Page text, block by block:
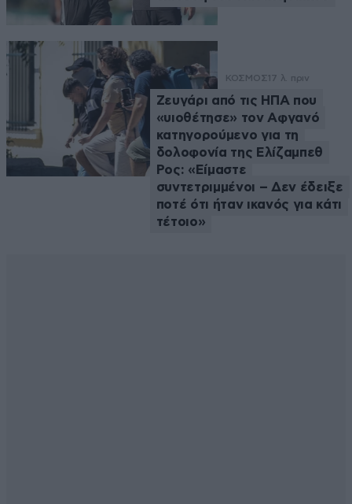
ΚΟΣΜΟΣ 17 λ. πριν
Ζευγάρι από τις ΗΠΑ που
«υιοθέτησε» τον Αφγανό
κατηγορούμενο για τη
δολοφονία της Ελίζαμπεθ
Ρος: «Είμαστε
συντετριμμένοι – Δεν έδειξε
ποτέ ότι ήταν ικανός για κάτι
τέτοιο»